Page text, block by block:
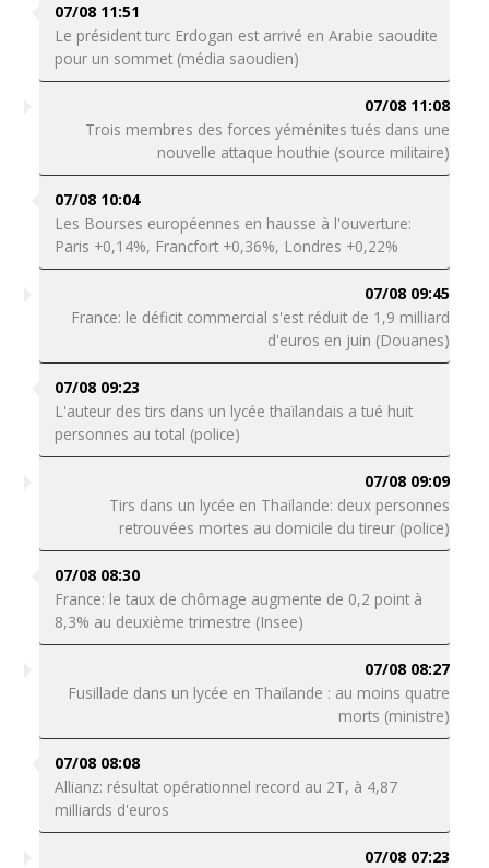
07/08 11:51
Le président turc Erdogan est arrivé en Arabie saoudite
pour un sommet (média saoudien)
07/08 11:08
Trois membres des forces yéménites tués dans une
nouvelle attaque houthie (source militaire)
07/08 10:04
Les Bourses européennes en hausse à l'ouverture:
Paris +0,14%, Francfort +0,36%, Londres +0,22%
07/08 09:45
France: le déficit commercial s'est réduit de 1,9 milliard
d'euros en juin (Douanes)
07/08 09:23
L'auteur des tirs dans un lycée thaïlandais a tué huit
personnes au total (police)
07/08 09:09
Tirs dans un lycée en Thaïlande: deux personnes
retrouvées mortes au domicile du tireur (police)
07/08 08:30
France: le taux de chômage augmente de 0,2 point à
8,3% au deuxième trimestre (Insee)
07/08 08:27
Fusillade dans un lycée en Thaïlande : au moins quatre
morts (ministre)
07/08 08:08
Allianz: résultat opérationnel record au 2T, à 4,87
milliards d'euros
07/08 07:23